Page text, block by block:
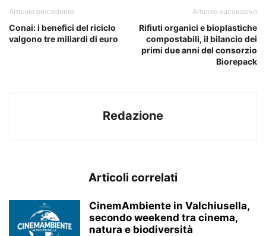
Articolo precedente
Conai: i benefici del riciclo
valgono tre miliardi di euro
Articolo successivo
Rifiuti organici e bioplastiche
compostabili, il bilancio dei
primi due anni del consorzio
Biorepack
Redazione
Articoli correlati
CinemAmbiente in Valchiusella,
secondo weekend tra cinema,
natura e biodiversità